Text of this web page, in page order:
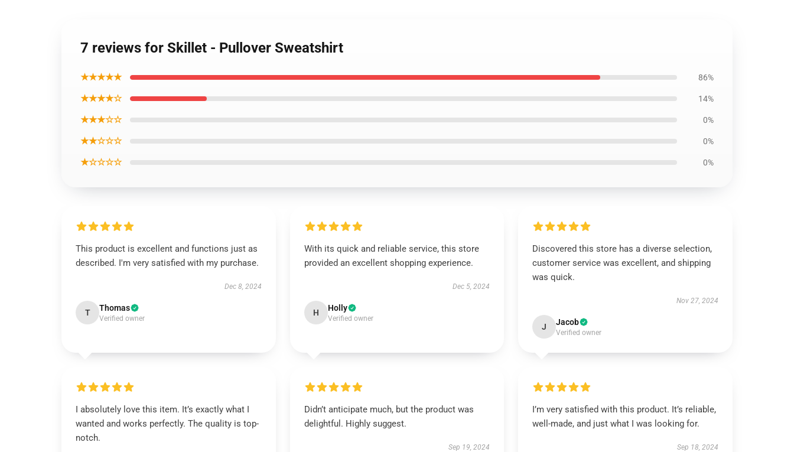
7 reviews for Skillet - Pullover Sweatshirt
★★★★★ 86%
★★★★☆ 14%
★★★☆☆ 0%
★★☆☆☆ 0%
★☆☆☆☆ 0%
This product is excellent and functions just as
described. I'm very satisfied with my purchase.
Dec 8, 2024
T Thomas
Verified owner
With its quick and reliable service, this store
provided an excellent shopping experience.
Dec 5, 2024
H Holly
Verified owner
Discovered this store has a diverse selection,
customer service was excellent, and shipping
was quick.
Nov 27, 2024
J Jacob
Verified owner
I absolutely love this item. It’s exactly what I
wanted and works perfectly. The quality is top-
notch.
Didn’t anticipate much, but the product was
delightful. Highly suggest.
Sep 19, 2024
I’m very satisfied with this product. It’s reliable,
well-made, and just what I was looking for.
Sep 18, 2024